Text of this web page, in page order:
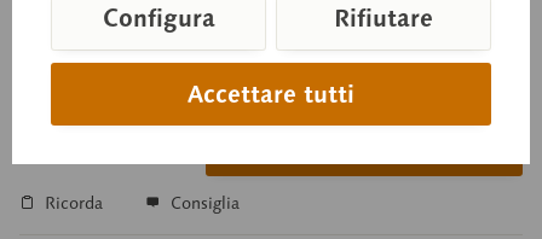
Prezzo su richiesta
Tempi di consegna su richiesta
Ricorda Consiglia
Accettare tutti
Configura Rifiutare